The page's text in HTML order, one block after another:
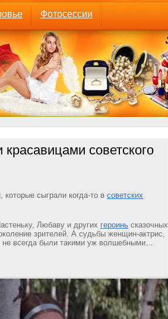
Фотосессии
советского
которые сыграли когда-то в советских
Любаву и других героинь сказочных
зрителей. А судьбы женщин-актрис,
не всегда были такими уж волшебными…